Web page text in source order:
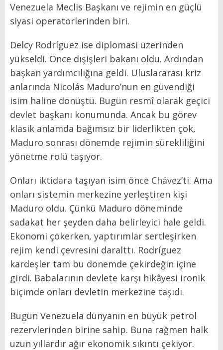
Venezuela Meclis Başkanı ve rejimin en güçlü
siyasi operatörlerinden biri.
Delcy Rodríguez ise diplomasi üzerinden
yükseldi. Önce dışişleri bakanı oldu. Ardından
başkan yardımcılığına geldi. Uluslararası kriz
anlarında Nicolás Maduro’nun en güvendiği
isim haline dönüştü. Bugün resmî olarak geçici
devlet başkanı konumunda. Ancak bu görev
klasik anlamda bağımsız bir liderlikten çok,
Maduro sonrası dönemde rejimin sürekliliğini
yönetme rolü taşıyor.
Onları iktidara taşıyan isim önce Chávez’ti. Ama
onları sistemin merkezine yerleştiren kişi
Maduro oldu. Çünkü Maduro döneminde
sadakat her şeyden daha belirleyici hale geldi.
Ekonomi çökerken, yaptırımlar sertleşirken
rejim kendi çevresini daralttı. Rodríguez
kardeşler tam bu dönemde çekirdeğin içine
girdi. Babalarının devlete karşı hikâyesi ironik
biçimde onları devletin merkezine taşıdı.
Bugün Venezuela dünyanın en büyük petrol
rezervlerinden birine sahip. Buna rağmen halk
uzun yıllardır ağır ekonomik sıkıntı çekiyor.